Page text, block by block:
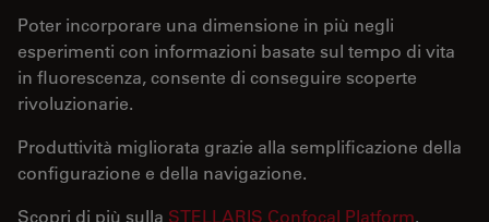
Poter incorporare una dimensione in più negli
esperimenti con informazioni basate sul tempo di vita
in fluorescenza, consente di conseguire scoperte
rivoluzionarie.
Produttività migliorata grazie alla semplificazione della
configurazione e della navigazione.
Scopri di più sulla STELLARIS Confocal Platform.